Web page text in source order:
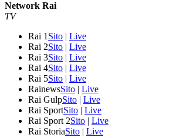
Network Rai
TV
Rai 1 Sito | Live
Rai 2Sito | Live
Rai 3Sito | Live
Rai 4Sito | Live
Rai 5Sito | Live
RainewsSito | Live
Rai GulpSito | Live
Rai SportSito | Live
Rai Sport 2Sito | Live
Rai StoriaSito | Live